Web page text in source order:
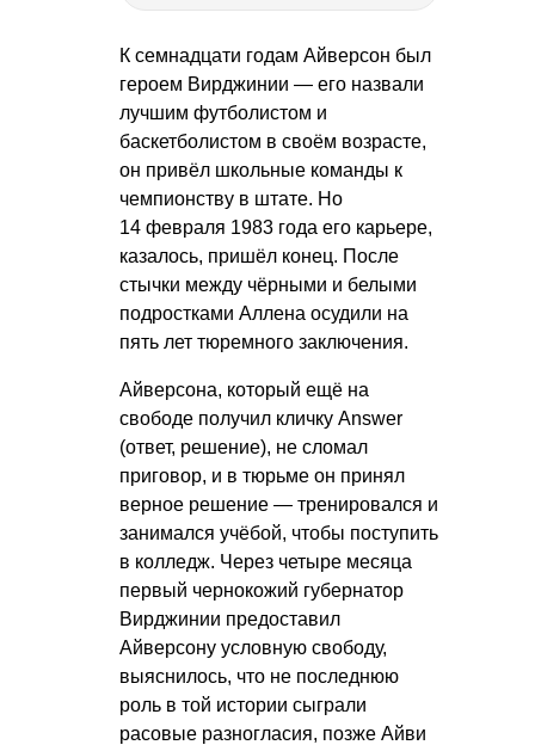
К семнадцати годам Айверсон был
героем Вирджинии — его назвали
лучшим футболистом и
баскетболистом в своём возрасте,
он привёл школьные команды к
чемпионству в штате. Но
14 февраля 1983 года его карьере,
казалось, пришёл конец. После
стычки между чёрными и белыми
подростками Аллена осудили на
пять лет тюремного заключения.
Айверсона, который ещё на
свободе получил кличку Answer
(ответ, решение), не сломал
приговор, и в тюрьме он принял
верное решение — тренировался и
занимался учёбой, чтобы поступить
в колледж. Через четыре месяца
первый чернокожий губернатор
Вирджинии предоставил
Айверсону условную свободу,
выяснилось, что не последнюю
роль в той истории сыграли
расовые разногласия, позже Айви